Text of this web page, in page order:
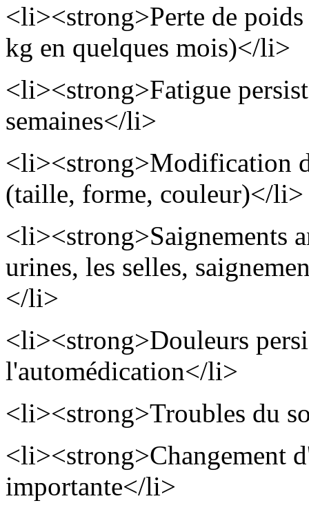
<li><strong>Perte de
kg en quelques mois)</li>
<li><strong>Fatigue
semaines</li>
<li><strong>Modification
(taille, forme, couleur)</li>
<li><strong>Saignements
urines, les selles,
</li>
<li><strong>Douleurs
l'automédication</li>
<li><strong>Troubles du
<li><strong>Changement
importante</li>